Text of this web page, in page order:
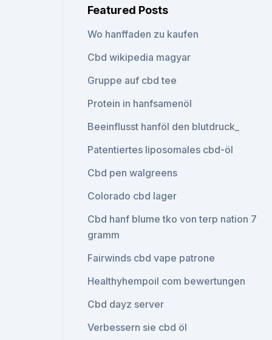
Featured Posts
Wo hanffaden zu kaufen
Cbd wikipedia magyar
Gruppe auf cbd tee
Protein in hanfsamenöl
Beeinflusst hanföl den blutdruck_
Patentiertes liposomales cbd-öl
Cbd pen walgreens
Colorado cbd lager
Cbd hanf blume tko von terp nation 7
gramm
Fairwinds cbd vape patrone
Healthyhempoil com bewertungen
Cbd dayz server
Verbessern sie cbd öl